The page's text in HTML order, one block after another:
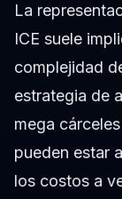
La
ICE suele
complejidad
estrategia de
mega
pueden estar
los costos a